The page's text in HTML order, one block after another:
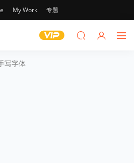
My Work 专题
写字体